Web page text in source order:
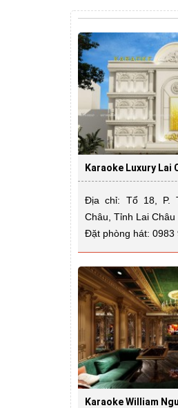
Karaoke Luxury Lai
Địa chỉ: Tổ 18, P.
Châu, Tỉnh Lai Châu
Đặt phòng hát: 0983
Karaoke William